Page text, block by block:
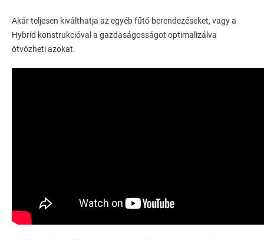
Akár teljesen kiválthatja az egyéb fűtő berendezéseket, vagy a
Hybrid konstrukcióval a gazdaságosságot optimalizálva
ötvözheti azokat.